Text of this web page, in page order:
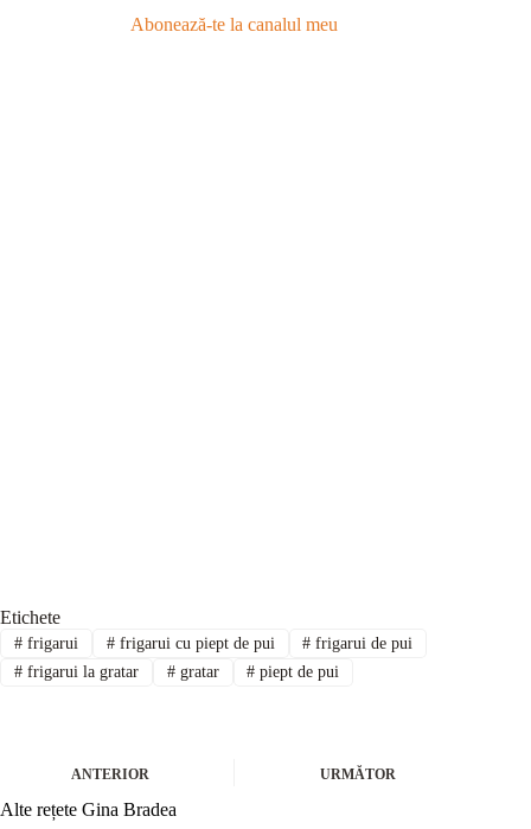
Abonează-te la canalul meu
Etichete
#frigarui #frigarui cu piept de pui # frigarui de pui
#frigarui la gratar #gratar # piept de pui
ANTERIOR URMĂTOR
Alte rețete Gina Bradea